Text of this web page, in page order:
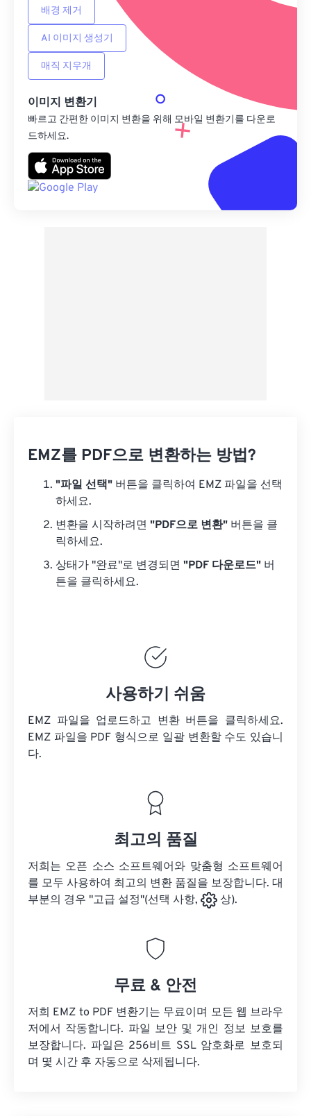
배경 제거
AI 이미지 생성기
매직 지우개
이미지 변환기
빠르고 간편한 이미지 변환을 위해 모바일 변환기를 다운로
드하세요.
EMZ를 PDF으로 변환하는 방법?
"파일 선택" 버튼을 클릭하여 EMZ 파일을 선택
하세요.
변환을 시작하려면 "PDF으로 변환" 버튼을 클
릭하세요.
상태가 "완료"로 변경되면 "PDF 다운로드" 버
튼을 클릭하세요.
사용하기 쉬움
EMZ 파일을 업로드하고 변환 버튼을 클릭하세요.
EMZ 파일을 PDF 형식으로 일괄 변환할 수도 있습니
다.
최고의 품질
저희는 오픈 소스 소프트웨어와 맞춤형 소프트웨어
를 모두 사용하여 최고의 변환 품질을 보장합니다. 대
부분의 경우 "고급 설정"(선택 사항,
상).
무료 & 안전
저희 EMZ to PDF 변환기는 무료이며 모든 웹 브라우
저에서 작동합니다. 파일 보안 및 개인 정보 보호를
보장합니다. 파일은 256비트 SSL 암호화로 보호되
며 몇 시간 후 자동으로 삭제됩니다.